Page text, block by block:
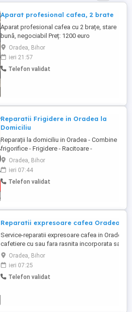
Aparat profesional cafea, 2 brate
Aparat profesional cafea cu 2 brațe, stare
bună, negociabil Preț: 1200 euro
Oradea, Bihor
ieri 21:57
Telefon validat
Reparatii Frigidere in Oradea la
Domiciliu
Reparații la domiciliu in Oradea - Combine
frigorifice - Frigidere - Racitoare -
Congelatoare - Incărcări completări cu
freon - Schimb de componente defecte:
Compresoare, Termostate, Filtre
deshidratoare infundate etc. - Deplasare
Oradea, Bihor
ieri 07:44
Telefon validat
Reparatii expresoare cafea Oradea
Service-reparatii expresoare cafea in
cafetiere cu sau fara rasnita incorporata sau
Point, Zelmer,Krups Dolce
gratuita.
Oradea, Bihor
ieri 07:25
Telefon validat